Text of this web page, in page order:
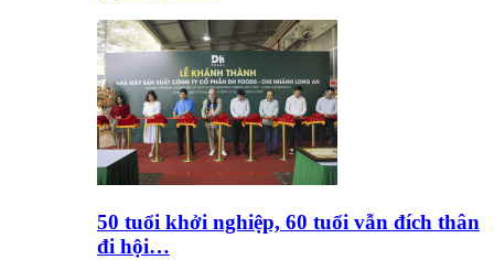
50 tuổi khởi nghiệp, 60 tuổi vẫn đích thân
đi hội…